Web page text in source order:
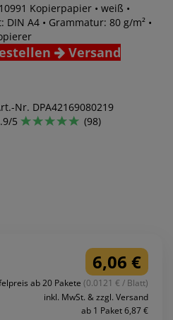
Kopierpapier • weiß •
DIN A4 • Grammatur: 80 g/m² •
Versand
Nr. DPA42169080219
5
(98)
6,06 €
ab 20 Pakete (0.0121 € / Blatt)
inkl. MwSt. & zzgl. Versand
ab 1 Paket 6,87 €